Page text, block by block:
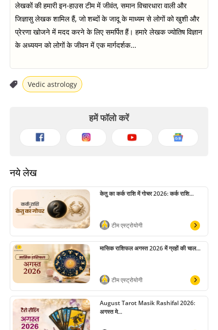
लेखकों की हमारी इन-हाउस टीम में जीवंत, समान विचारधारा वाली और
जिज्ञासु लेखक शामिल हैं, जो शब्दों के जादू के माध्यम से लोगों को खुशी और
प्रेरणा खोजने में मदद करने के लिए समर्पित हैं। हमारे लेखक ज्योतिष विज्ञान
के अध्ययन को लोगों के जीवन में एक मार्गदर्शक...
Vedic astrology
हमें फॉलो करें
नये लेख
केतु का कर्क राशि में गोचर 2026: कर्क राशि...
टीम एस्ट्रोयोगी
मासिक राशिफल अगस्त 2026 में ग्रहों की चाल...
टीम एस्ट्रोयोगी
August Tarot Masik Rashifal 2026:
अगस्त मे...